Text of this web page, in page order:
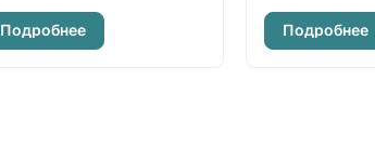
Подробнее Подробнее